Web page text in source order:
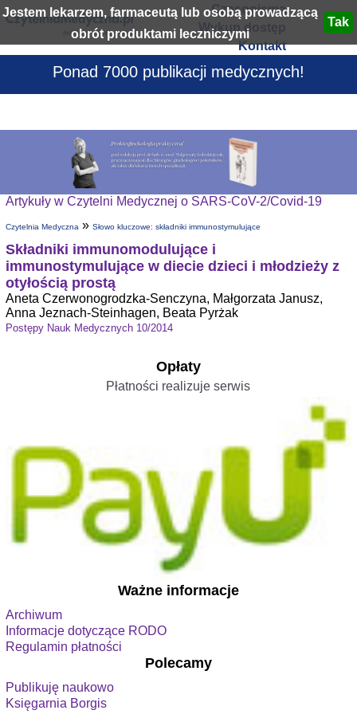
Jestem lekarzem, farmaceutą lub osobą prowadzącą
obrót produktami leczniczymi
Czasopisma
Wykup dostęp
Kontakt
Ponad 7000 publikacji medycznych!
Artykuły w Czytelni Medycznej o SARS-CoV-2/Covid-19
Czytelnia Medyczna» Słowo kluczowe: składniki immunostymulujące
Składniki immunomodulujące i
immunostymulujące w diecie dzieci i młodzieży z
otyłością prostą
Aneta Czerwonogrodzka-Senczyna, Małgorzata Janusz,
Anna Jeznach-Steinhagen, Beata Pyrżak
Postępy Nauk Medycznych 10/2014
Opłaty
Płatności realizuje serwis
Ważne informacje
Archiwum
Informacje dotyczące RODO
Regulamin płatności
Polecamy
Publikuję naukowo
Księgarnia Borgis